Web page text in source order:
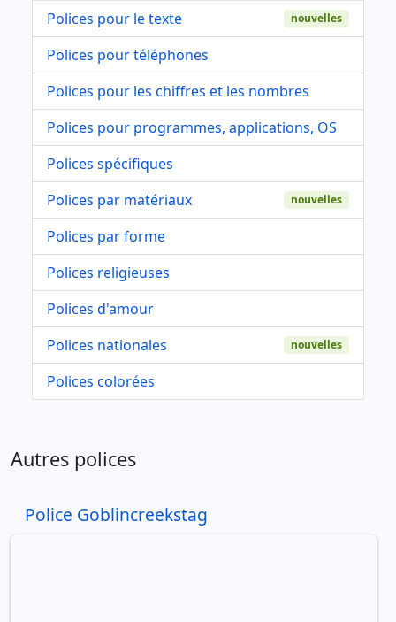
Polices pour le texte
nouvelles
Polices pour téléphones
Polices pour les chiffres et les nombres
Polices pour programmes, applications, OS
Polices spécifiques
Polices par matériaux
nouvelles
Polices par forme
Polices religieuses
Polices d'amour
Polices nationales
nouvelles
Polices colorées
Autres polices
Police Goblincreekstag